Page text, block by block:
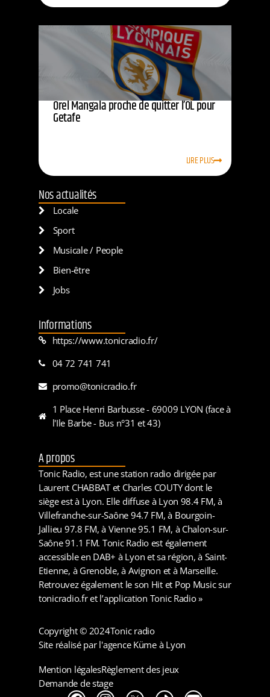
Orel Mangala proche de quitter l’OL pour
Getafe
LIRE PLUS
Nos actualités
Locale
Sport
Musicale / People
Bien-être
Jobs
Informations
https://www.tonicradio.fr/
04 72 741 741
promo@tonicradio.fr
1 Place Henri Barbusse - 69009 LYON (face à
l'Ile Barbe - Bus n°31 et 43)
A propos
Tonic Radio, est une station radio dirigée par
Laurent CHABBAT et Charles COUTY dont le
siège est à Lyon. Elle diffuse à Lyon 98.4 FM, à
Villefranche-sur-Saône 94.7 FM, à Bourgoin-
Jallieu 97.8 FM, à Vienne 95.1 FM, à Chalon-sur-
Saône 91.1 FM. Tonic Radio est également
accessible en DAB+ à Lyon et sa région, à Saint-
Etienne, à Grenoble, à Avignon et à Marseille.
Retrouvez également le son Hit et Pop Music sur
tonicradio.fr et l’application Tonic Radio »
Copyright © 2024Tonic radio
Site réalisé par l'agence Küme à Lyon
Mention légalesRèglement des jeux
Demande de stage